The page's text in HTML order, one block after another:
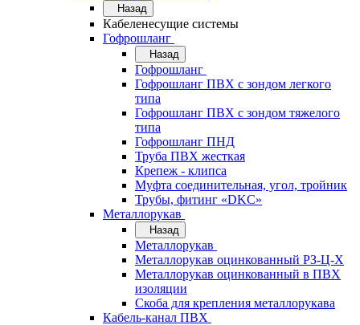
Назад
Кабеленесущие системы
Гофрошланг
Назад
Гофрошланг
Гофрошланг ПВХ с зондом легкого
типа
Гофрошланг ПВХ с зондом тяжелого
типа
Гофрошланг ПНД
Труба ПВХ жесткая
Крепеж - клипса
Муфта соединительная, угол, тройник
Трубы, фитинг «DKC»
Металлорукав
Назад
Металлорукав
Металлорукав оцинкованный РЗ-Ц-Х
Металлорукав оцинкованный в ПВХ
изоляции
Скоба для крепления металлорукава
Кабель-канал ПВХ